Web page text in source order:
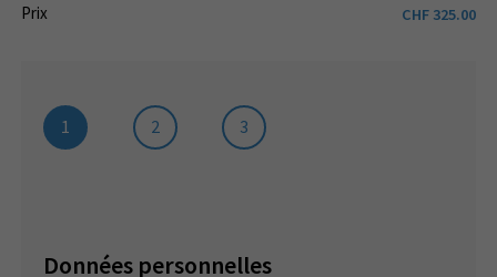
Prix CHF 325.00
1 2 3
Données personnelles